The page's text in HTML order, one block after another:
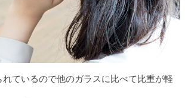
ているので他のガラスに比べて比重が軽